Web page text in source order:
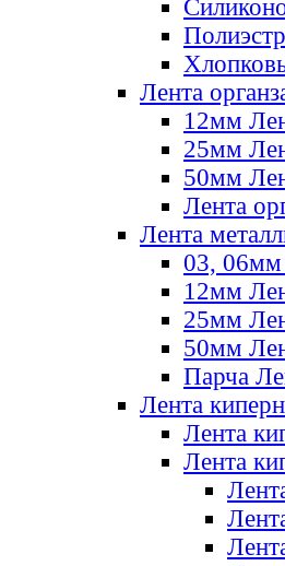
Лента
12мм
25мм
50мм
Лента
Лента
03, 06мм
12мм
25мм
50мм
Парча
Лента
Лента
Лента